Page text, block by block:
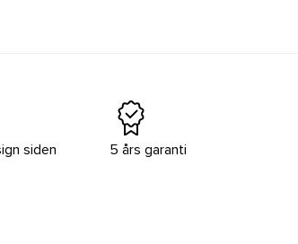
siden
5 års garanti